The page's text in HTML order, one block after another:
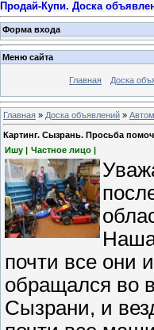
Продай-Купи. Доска
Форма входа
Меню сайта
Главная Доска
Главная » Доска объявлений »
Картинг. Сызрань. Просьба
Ишу | Частное лицо |
Наша
почти все они
обращался во
Сызрани, и